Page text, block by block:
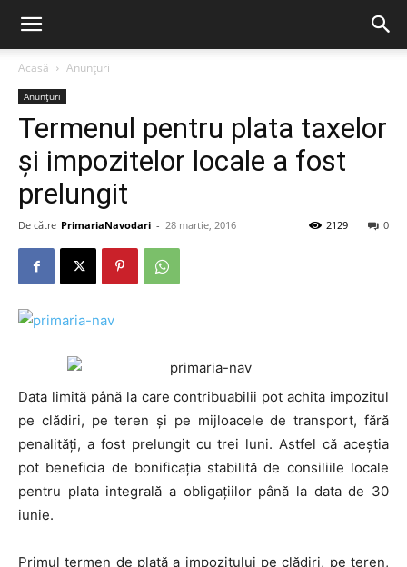
Acasă Anunțuri
Anunțuri
Termenul pentru plata taxelor
și impozitelor locale a fost
prelungit
De către PrimariaNavodari - 28 martie, 2016 0
2129
Data limită până la care contribuabilii pot achita impozitul
pe clădiri, pe teren și pe mijloacele de transport, fără
penalități, a fost prelungit cu trei luni. Astfel că aceștia
pot beneficia de bonificația stabilită de consiliile locale
pentru plata integrală a obligațiilor până la data de 30
iunie.
Primul termen de plată a impozitului pe clădiri, pe teren,